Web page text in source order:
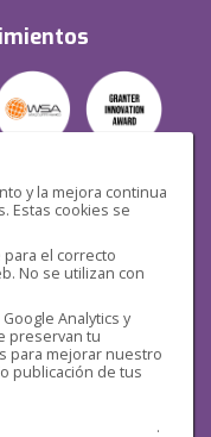
y la mejora continua
Estas cookies se
el correcto
No se utilizan con
Analytics y
preservan tu
para mejorar nuestro
publicación de tus
.